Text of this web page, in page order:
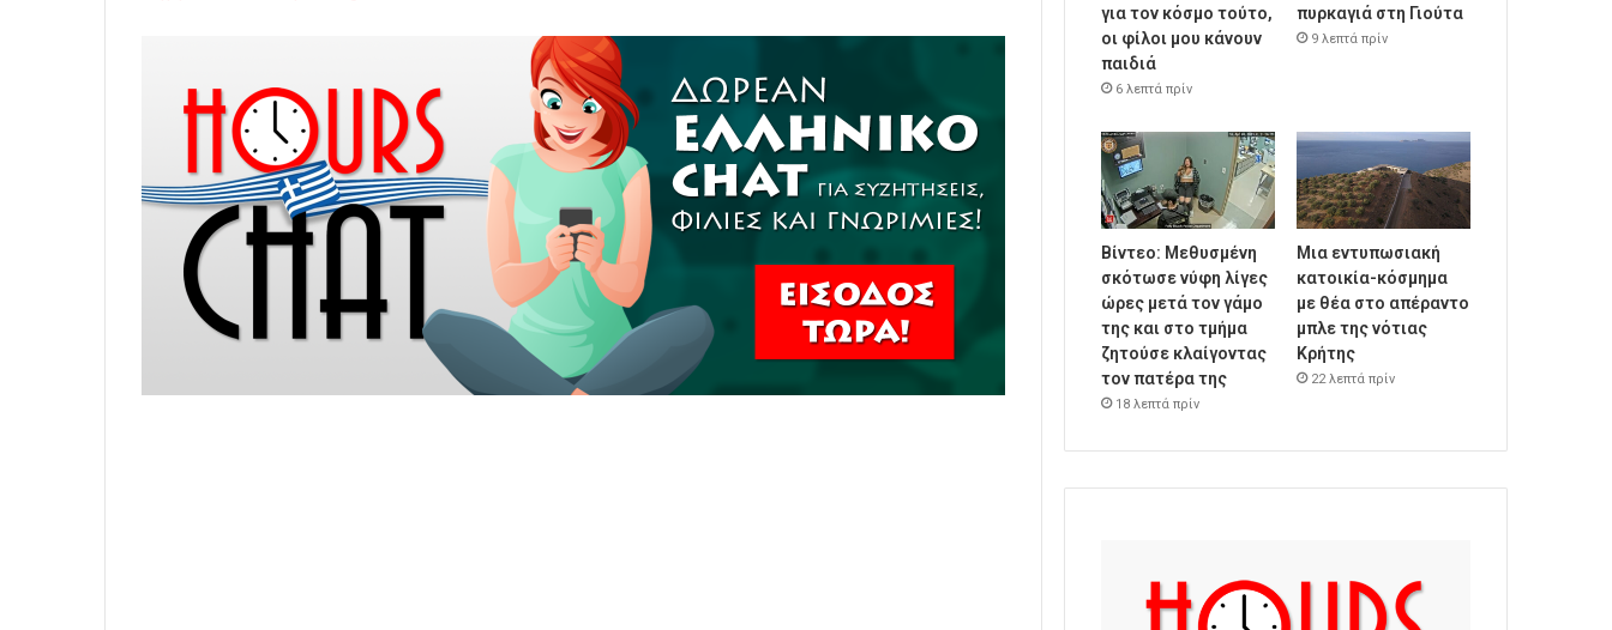
για τον κόσμο τούτο,
οι φίλοι μου κάνουν
παιδιά
6 λεπτά πρίν
πυρκαγιά στη Γιούτα
9 λεπτά πρίν
Βίντεο: Μεθυσμένη
σκότωσε νύφη λίγες
ώρες μετά τον γάμο
της και στο τμήμα
ζητούσε κλαίγοντας
τον πατέρα της
18 λεπτά πρίν
Μια εντυπωσιακή
κατοικία-κόσμημα
με θέα στο απέραντο
μπλε της νότιας
Κρήτης
22 λεπτά πρίν